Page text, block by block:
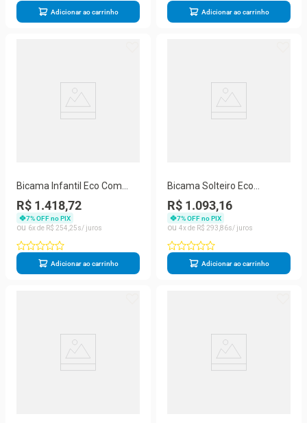
Adicionar ao carrinho Adicionar ao carrinho
Bicama Infantil Eco Com
Escada Escorregador
Mobilistore
R$ 1.418,72
7% OFF no PIX
6
R$ 254 25
Adicionar ao carrinho
Bicama Solteiro Eco
Madeira Maciça Branco
R$ 1.093,16
7% OFF no PIX
4
R$ 293 86
Adicionar ao carrinho